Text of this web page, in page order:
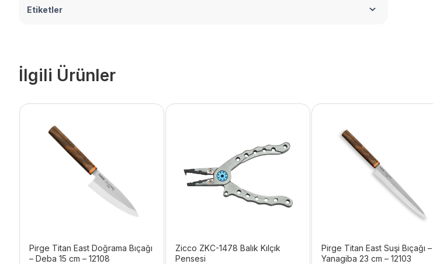
Etiketler
İlgili Ürünler
Pirge Titan East Doğrama Bıçağı
– Deba 15 cm – 12108
Zicco ZKC-1478 Balık Kılçık
Pensesi
Pirge Titan East Suşi Bıçağı –
Yanagiba 23 cm – 12103